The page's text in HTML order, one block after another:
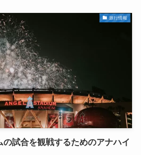
旅行情報
の試合を観戦するためのアナハイ